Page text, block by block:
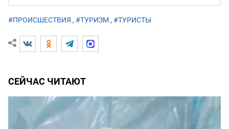
#ПРОИСШЕСТВИЯ , #ТУРИЗМ , #ТУРИСТЫ
СЕЙЧАС ЧИТАЮТ